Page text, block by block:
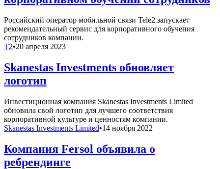
Российский оператор мобильной связи Tele2 запускает
рекомендательный сервис для корпоративного обучения
сотрудников компании.
T2•20 апреля 2023
Skanestas Investments обновляет
логотип
Инвестиционная компания Skanestas Investments Limited
обновила свой логотип для лучшего соответствия
корпоративной культуре и ценностям компании.
Skanestas Investments Limited•14 ноября 2022
Компания Fersol объявила о
ребрендинге